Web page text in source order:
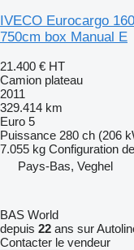
IVECO Eurocargo
750cm box Manual E
21.400 € HT
Camion plateau
2011
329.414 km
Euro 5
Puissance 280 ch (206
7.055 kg Configuration
Pays-Bas, Veghel
BAS World
depuis 22 ans sur
Contacter le vendeur